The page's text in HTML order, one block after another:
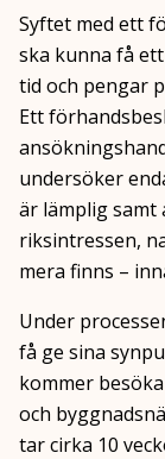
Syftet med ett
ska kunna få
tid och pengar
Ett
undersöker
är lämplig samt
riksintressen,
mera finns –
Under
få ge sina
kommer
och
tar cirka 10